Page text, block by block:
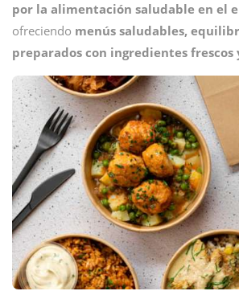
por la alimentación saludable en el
ofreciendo menús saludables,
preparados con ingredientes